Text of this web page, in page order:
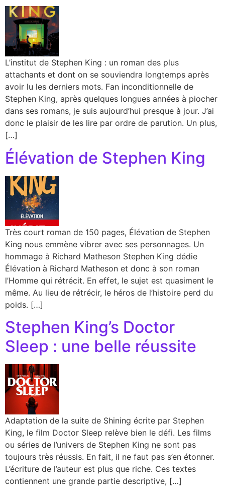
L’institut de Stephen King : un roman des plus
attachants et dont on se souviendra longtemps après
avoir lu les derniers mots. Fan inconditionnelle de
Stephen King, après quelques longues années à piocher
dans ses romans, je suis aujourd’hui presque à jour. J’ai
donc le plaisir de les lire par ordre de parution. Un plus,
[…]
Élévation de Stephen King
Très court roman de 150 pages, Élévation de Stephen
King nous emmène vibrer avec ses personnages. Un
hommage à Richard Matheson Stephen King dédie
Élévation à Richard Matheson et donc à son roman
l’Homme qui rétrécit. En effet, le sujet est quasiment le
même. Au lieu de rétrécir, le héros de l’histoire perd du
poids. […]
Stephen King’s Doctor
Sleep : une belle réussite
Adaptation de la suite de Shining écrite par Stephen
King, le film Doctor Sleep relève bien le défi. Les films
ou séries de l’univers de Stephen King ne sont pas
toujours très réussis. En fait, il ne faut pas s’en étonner.
L’écriture de l’auteur est plus que riche. Ces textes
contiennent une grande partie descriptive, […]